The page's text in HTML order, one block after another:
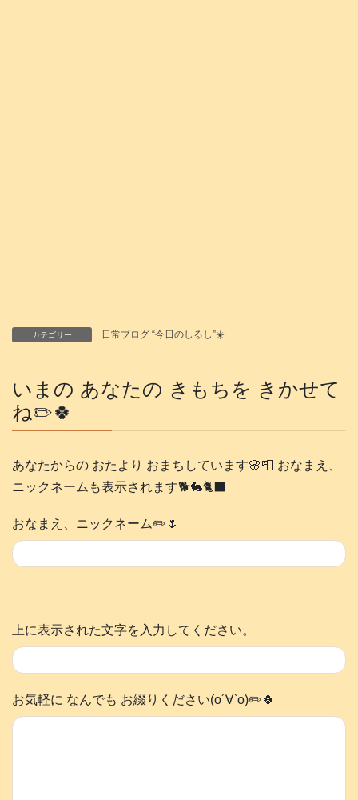
カテゴリー 日常ブログ “今日のしるし”☀️
いまの あなたの きもちを きかせて
ね✏️🍀
あなたからの おたより おまちしています🌸📮 おなまえ、
ニックネームも表示されます🐕️🐇🐈‍⬛
おなまえ、ニックネーム✏️🌷
上に表示された文字を入力してください。
お気軽に なんでも お綴りください(о´∀`о)✏️🍀